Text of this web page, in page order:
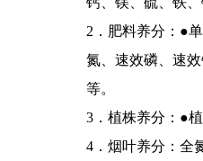
2．肥料养分：●
氮、速效磷、速
等。
3．植株养分：●
4．烟叶养分：全